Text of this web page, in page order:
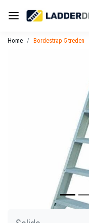
Home Bordestrap 5 treden